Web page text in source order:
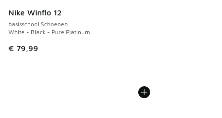
Nike Winflo 12
basisschool Schoenen
White - Black - Pure Platinum
€ 79,99